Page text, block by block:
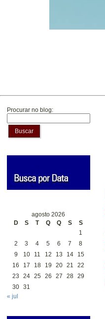
Procurar no blog:
Buscar
agosto 2026
D
S T Q Q S
S
1
2
3 4 5 6 7
8
9
10 11 12 13 14
15
16
17 18 19 20 21
22
23
24 25 26 27 28 29
30 31
« jul